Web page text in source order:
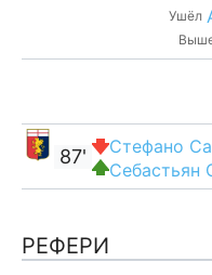
Ушёл
Стефано
Себастьян
87'
РЕФЕРИ